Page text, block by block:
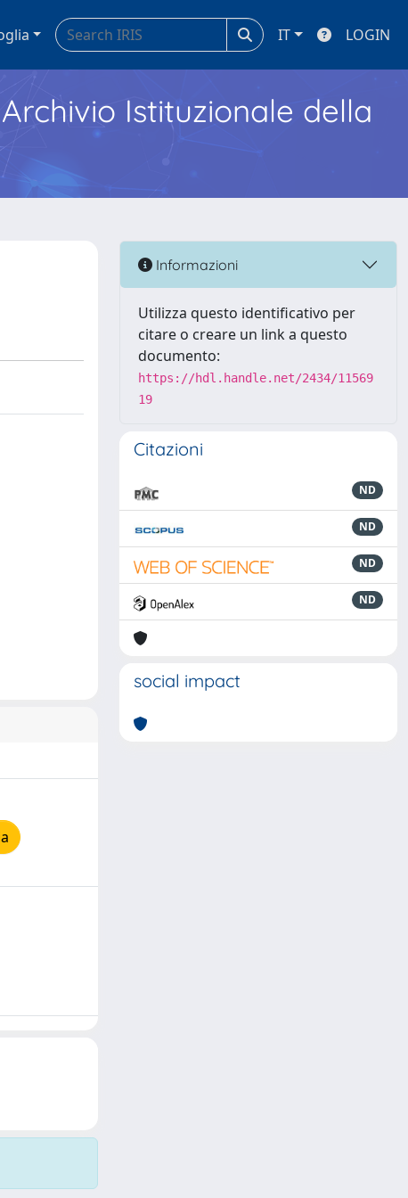
IT LOGIN
Archivio Istituzionale della
Informazioni
Utilizza questo identificativo per
citare o creare un link a questo
documento:
https://hdl.handle.net/2434/11569
19
Citazioni
ND
ND
ND
ND
social impact